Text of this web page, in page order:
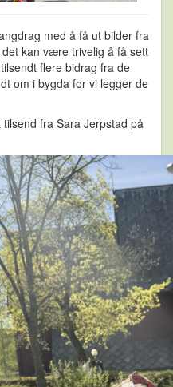
med å få ut bilder fra
kan være trivelig å få sett
flere bidrag fra de
om i bygda for vi legger de
fra Sara Jerpstad på